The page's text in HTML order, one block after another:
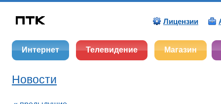
Лицензии
Интернет Телевидение Магазин
Новости